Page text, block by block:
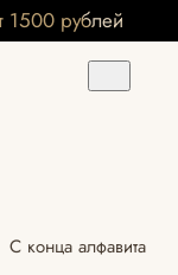
1500 рублей
С конца алфавита